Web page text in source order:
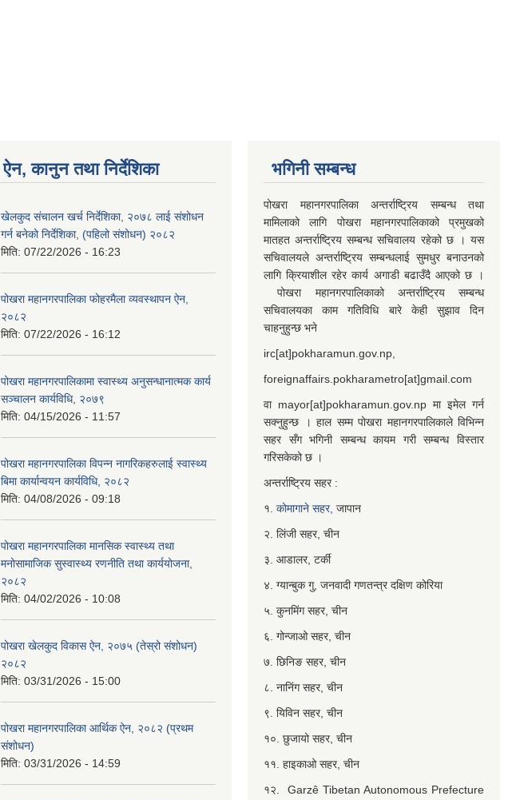
ऐन, कानुन तथा निर्देशिका
खेलकुद संचालन खर्च निर्देशिका, २०७८ लाई संशोधन
गर्न बनेको निर्देशिका, (पहिलो संशोधन) २०८२
मिति: 07/22/2026 - 16:23
पोखरा महानगरपालिका फोहरमैला व्यवस्थापन ऐन,
२०८२
मिति: 07/22/2026 - 16:12
पोखरा महानगरपालिकामा स्वास्थ्य अनुसन्धानात्मक कार्य
सञ्चालन कार्यविधि, २०७९
मिति: 04/15/2026 - 11:57
पोखरा महानगरपालिका विपन्न नागरिकहरुलाई स्वास्थ्य
बिमा कार्यान्वयन कार्यविधि, २०८२
मिति: 04/08/2026 - 09:18
पोखरा महानगरपालिका मानसिक स्वास्थ्य तथा
मनोसामाजिक सुस्वास्थ्य रणनीति तथा कार्ययोजना,
२०८२
मिति: 04/02/2026 - 10:08
पोखरा खेलकुद विकास ऐन, २०७५ (तेस्रो संशोधन)
२०८२
मिति: 03/31/2026 - 15:00
पोखरा महानगरपालिका आर्थिक ऐन, २०८२ (प्रथम
संशोधन)
मिति: 03/31/2026 - 14:59
भगिनी सम्बन्ध
पोखरा महानगरपालिका अन्तर्राष्ट्रिय सम्बन्ध तथा
मामिलाको लागि पोखरा महानगरपालिकाको प्रमुखको
मातहत अन्तर्राष्ट्रिय सम्बन्ध सचिवालय रहेको छ । यस
सचिवालयले अन्तर्राष्ट्रिय सम्बन्धलाई सुमधुर बनाउनको
लागि क्रियाशील रहेर कार्य अगाडी बढाउँदै आएको छ ।
पोखरा महानगरपालिकाको अन्तर्राष्ट्रिय सम्बन्ध
सचिवालयका काम गतिविधि बारे केही सुझाव दिन
चाहनुहुन्छ भने
irc[at]pokharamun.gov.np,
foreignaffairs.pokharametro[at]gmail.com
वा mayor[at]pokharamun.gov.np मा इमेल गर्न
सक्नुहुन्छ । हाल सम्म पोखरा महानगरपालिकाले विभिन्न
सहर सँग भगिनी सम्बन्ध कायम गरी सम्बन्ध विस्तार
गरिसकेको छ ।
अन्तर्राष्ट्रिय सहर :
१. कोमागाने सहर, जापान
२. लिंजी सहर, चीन
३. आडालर, टर्की
४. ग्यान्बुक गु, जनवादी गणतन्त्र दक्षिण कोरिया
५. कुनमिंग सहर, चीन
६. गोन्जाओ सहर, चीन
७. छिनिङ सहर, चीन
८. नानिंग सहर, चीन
९. यिविन सहर, चीन
१०. छुजायो सहर, चीन
११. हाइकाओ सहर, चीन
१२. Garzê Tibetan Autonomous Prefecture